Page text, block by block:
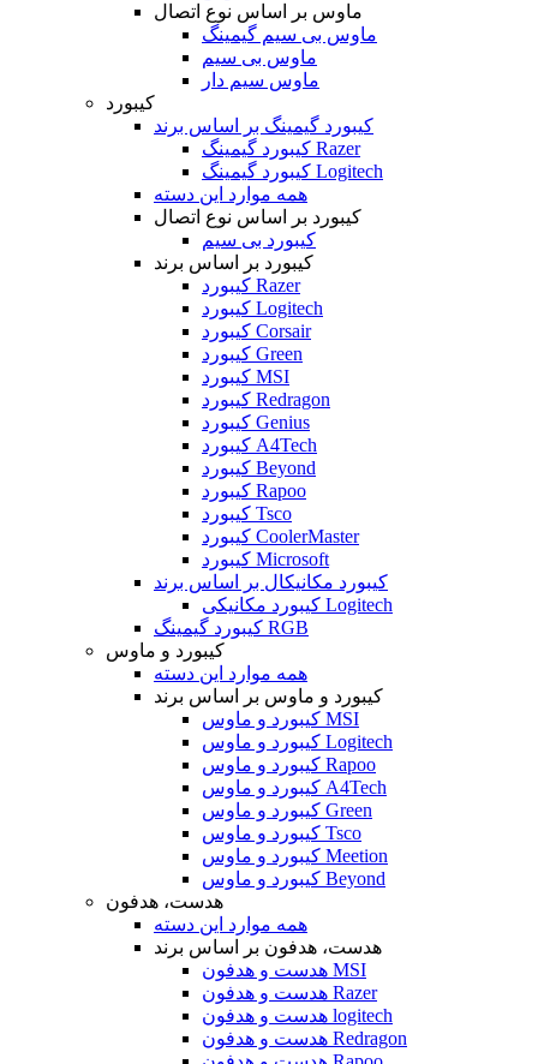
ماوس بر اساس نوع اتصال
ماوس بی سیم گیمینگ
ماوس بی سیم
ماوس سیم دار
کیبورد
کیبورد گیمینگ بر اساس برند
کیبورد گیمینگ Razer
کیبورد گیمینگ Logitech
همه موارد این دسته
کیبورد بر اساس نوع اتصال
کیبورد بی سیم
کیبورد بر اساس برند
کیبورد Razer
کیبورد Logitech
کیبورد Corsair
کیبورد Green
کیبورد MSI
کیبورد Redragon
کیبورد Genius
کیبورد A4Tech
کیبورد Beyond
کیبورد Rapoo
کیبورد Tsco
کیبورد CoolerMaster
کیبورد Microsoft
کیبورد مکانیکال بر اساس برند
کیبورد مکانیکی Logitech
کیبورد گیمینگ RGB
کیبورد و ماوس
همه موارد این دسته
کیبورد و ماوس بر اساس برند
کیبورد و ماوس MSI
کیبورد و ماوس Logitech
کیبورد و ماوس Rapoo
کیبورد و ماوس A4Tech
کیبورد و ماوس Green
کیبورد و ماوس Tsco
کیبورد و ماوس Meetion
کیبورد و ماوس Beyond
هدست، هدفون
همه موارد این دسته
هدست، هدفون بر اساس برند
هدست و هدفون MSI
هدست و هدفون Razer
هدست و هدفون logitech
هدست و هدفون Redragon